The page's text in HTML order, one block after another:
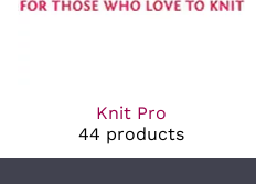
Knit Pro
44 products